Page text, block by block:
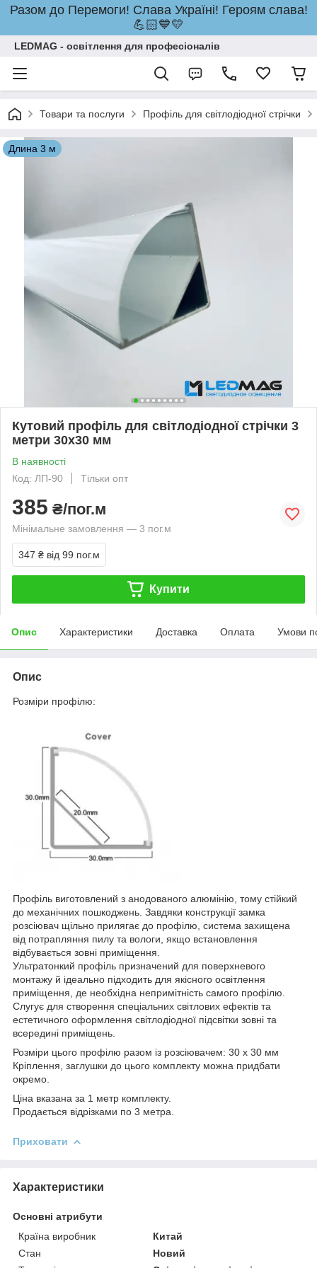
Разом до Перемоги! Слава Україні! Героям слава!
💪🏻💙💛
LEDMAG - освітлення для професіоналів
Товари та послуги Профіль для світлодіодної стрічки
Длина 3 м
Кутовий профіль для світлодіодної стрічки 3
метри 30х30 мм
В наявності
Код: ЛП-90
Тільки опт
385 ₴/пог.м
Мінімальне замовлення — 3 пог.м
347 ₴ від 99 пог.м
Купити
Опис Характеристики Доставка Оплата Умови
Опис
Розміри профілю:
Профіль виготовлений з анодованого алюмінію, тому стійкий
до механічних пошкоджень. Завдяки конструкції замка
розсіювач щільно прилягає до профілю, система захищена
від потрапляння пилу та вологи, якщо встановлення
відбувається зовні приміщення.
Ультратонкий профіль призначений для поверхневого
монтажу й ідеально підходить для якісного освітлення
приміщення, де необхідна непримітність самого профілю.
Слугує для створення спеціальних світлових ефектів та
естетичного оформлення світлодіодної підсвітки зовні та
всередині приміщень.
Розміри цього профілю разом із розсіювачем: 30 х 30 мм
Кріплення, заглушки до цього комплекту можна придбати
окремо.
Ціна вказана за 1 метр комплекту.
Продається відрізками по 3 метра.
Приховати
Характеристики
Основні атрибути
Країна виробник
Китай
Стан
Новий